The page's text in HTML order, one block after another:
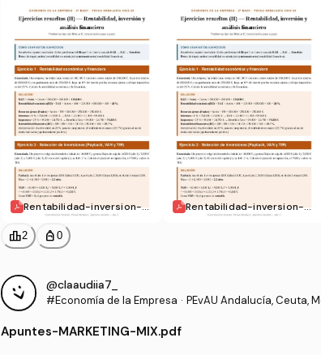
Rentabilidad-inversion-y
-analisis-Ejercicios.pdf
Rentabilidad-inversion-y
-analisis-Ejercicios.pdf
leaderboard2 personal_bag 0
@claaudiia7_
#Economía de la Empresa · PEvAU Andalucía, Ceuta,
Apuntes-MARKETING-MIX.pdf